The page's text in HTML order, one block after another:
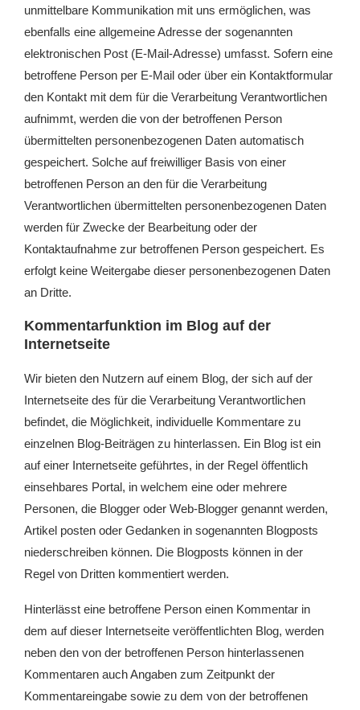
unmittelbare Kommunikation mit uns ermöglichen, was
ebenfalls eine allgemeine Adresse der sogenannten
elektronischen Post (E-Mail-Adresse) umfasst. Sofern eine
betroffene Person per E-Mail oder über ein Kontaktformular
den Kontakt mit dem für die Verarbeitung Verantwortlichen
aufnimmt, werden die von der betroffenen Person
übermittelten personenbezogenen Daten automatisch
gespeichert. Solche auf freiwilliger Basis von einer
betroffenen Person an den für die Verarbeitung
Verantwortlichen übermittelten personenbezogenen Daten
werden für Zwecke der Bearbeitung oder der
Kontaktaufnahme zur betroffenen Person gespeichert. Es
erfolgt keine Weitergabe dieser personenbezogenen Daten
an Dritte.
Kommentarfunktion im Blog auf der
Internetseite
Wir bieten den Nutzern auf einem Blog, der sich auf der
Internetseite des für die Verarbeitung Verantwortlichen
befindet, die Möglichkeit, individuelle Kommentare zu
einzelnen Blog-Beiträgen zu hinterlassen. Ein Blog ist ein
auf einer Internetseite geführtes, in der Regel öffentlich
einsehbares Portal, in welchem eine oder mehrere
Personen, die Blogger oder Web-Blogger genannt werden,
Artikel posten oder Gedanken in sogenannten Blogposts
niederschreiben können. Die Blogposts können in der
Regel von Dritten kommentiert werden.
Hinterlässt eine betroffene Person einen Kommentar in
dem auf dieser Internetseite veröffentlichten Blog, werden
neben den von der betroffenen Person hinterlassenen
Kommentaren auch Angaben zum Zeitpunkt der
Kommentareingabe sowie zu dem von der betroffenen